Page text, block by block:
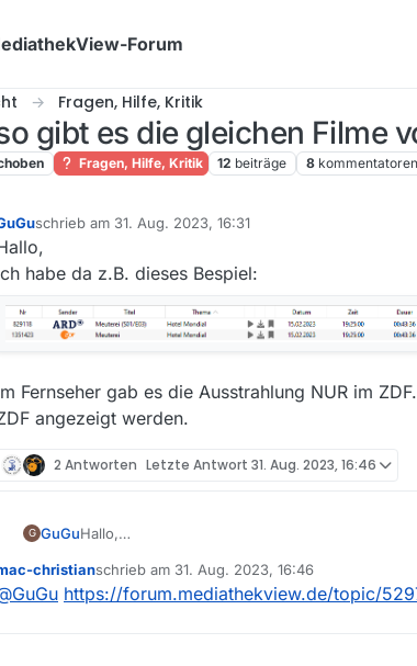
Forum
Fragen, Hilfe, Kritik
gibt es die gleichen Filme
Fragen, Hilfe, Kritik 12 beiträge 8 kommentatoren
schrieb am 31. Aug. 2023, 16:31
zuletzt editiert von
habe da z.B. dieses Bespiel:
Fernseher gab es die Ausstrahlung NUR im
angezeigt werden.
2 Antworten Letzte Antwort 31. Aug. 2023, 16:46
G GuGuHallo,
Im Fernseher gab es die Ausstrahlung NUR im
angezeigt werden.
christianschrieb am 31. Aug. 2023, 16:46
zuletzt editiert von
GuGu https://forum.mediathekview.de/topic/